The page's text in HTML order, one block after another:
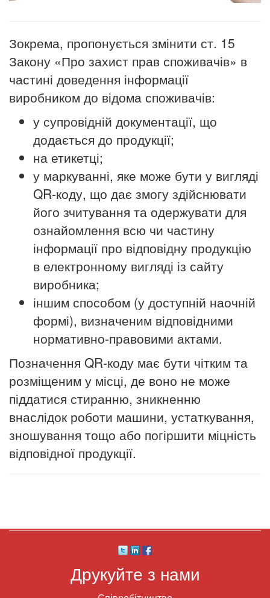
Зокрема, пропонується змінити ст. 15
Закону «Про захист прав споживачів» в
частині доведення інформації
виробником до відома споживачів:
у супровідній документації, що
додається до продукції;
на етикетці;
у маркуванні, яке може бути у вигляді
QR-коду, що дає змогу здійснювати
його зчитування та одержувати для
ознайомлення всю чи частину
інформації про відповідну продукцію
в електронному вигляді із сайту
виробника;
іншим способом (у доступній наочній
формі), визначеним відповідними
нормативно-правовими актами.
Позначення QR-коду має бути чітким та
розміщеним у місці, де воно не може
піддатися стиранню, зникненню
внаслідок роботи машини, устаткування,
зношування тощо або погіршити міцність
відповідної продукції.
Друкуйте з нами